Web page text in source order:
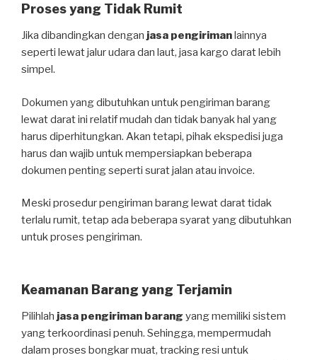
Proses yang Tidak Rumit
Jika dibandingkan dengan jasa pengiriman lainnya
seperti lewat jalur udara dan laut, jasa kargo darat lebih
simpel.
Dokumen yang dibutuhkan untuk pengiriman barang
lewat darat ini relatif mudah dan tidak banyak hal yang
harus diperhitungkan. Akan tetapi, pihak ekspedisi juga
harus dan wajib untuk mempersiapkan beberapa
dokumen penting seperti surat jalan atau invoice.
Meski prosedur pengiriman barang lewat darat tidak
terlalu rumit, tetap ada beberapa syarat yang dibutuhkan
untuk proses pengiriman.
Keamanan Barang yang Terjamin
Pilihlah jasa pengiriman barang yang memiliki sistem
yang terkoordinasi penuh. Sehingga, mempermudah
dalam proses bongkar muat, tracking resi untuk